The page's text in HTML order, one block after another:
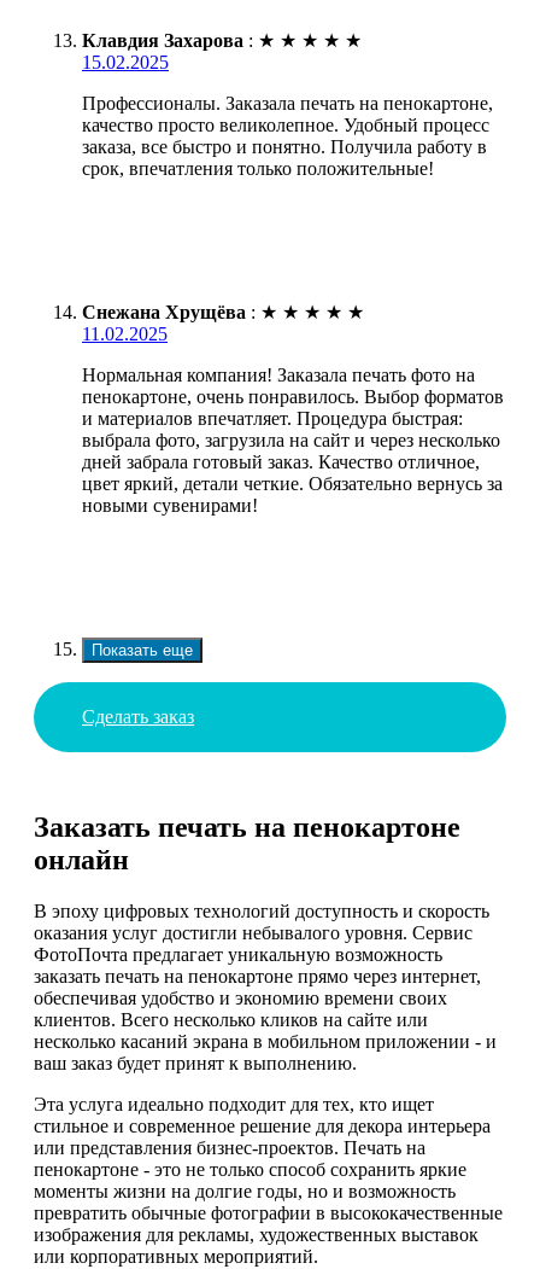
Клавдия Захарова : ★ ★ ★ ★ ★
15.02.2025
Профессионалы. Заказала печать на пенокартоне,
качество просто великолепное. Удобный процесс
заказа, все быстро и понятно. Получила работу в
срок, впечатления только положительные!
Снежана Хрущёва : ★ ★ ★ ★ ★
11.02.2025
Нормальная компания! Заказала печать фото на
пенокартоне, очень понравилось. Выбор форматов
и материалов впечатляет. Процедура быстрая:
выбрала фото, загрузила на сайт и через несколько
дней забрала готовый заказ. Качество отличное,
цвет яркий, детали четкие. Обязательно вернусь за
новыми сувенирами!
Показать еще
Сделать заказ
Заказать печать на пенокартоне
онлайн
В эпоху цифровых технологий доступность и скорость
оказания услуг достигли небывалого уровня. Сервис
ФотоПочта предлагает уникальную возможность
заказать печать на пенокартоне прямо через интернет,
обеспечивая удобство и экономию времени своих
клиентов. Всего несколько кликов на сайте или
несколько касаний экрана в мобильном приложении - и
ваш заказ будет принят к выполнению.
Эта услуга идеально подходит для тех, кто ищет
стильное и современное решение для декора интерьера
или представления бизнес-проектов. Печать на
пенокартоне - это не только способ сохранить яркие
моменты жизни на долгие годы, но и возможность
превратить обычные фотографии в высококачественные
изображения для рекламы, художественных выставок
или корпоративных мероприятий.